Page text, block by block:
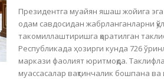
Президентга муайян яшаш жойига
одам савдосидан жабрланганларни
такомиллаштиришга қаратилган
Республикада ҳозирги кунда 726
маркази фаолият юритмоқда.
муассасалар вақтинчалик бошпана